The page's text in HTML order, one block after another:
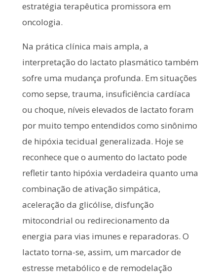
estratégia terapêutica promissora em
oncologia.
Na prática clínica mais ampla, a
interpretação do lactato plasmático também
sofre uma mudança profunda. Em situações
como sepse, trauma, insuficiência cardíaca
ou choque, níveis elevados de lactato foram
por muito tempo entendidos como sinônimo
de hipóxia tecidual generalizada. Hoje se
reconhece que o aumento do lactato pode
refletir tanto hipóxia verdadeira quanto uma
combinação de ativação simpática,
aceleração da glicólise, disfunção
mitocondrial ou redirecionamento da
energia para vias imunes e reparadoras. O
lactato torna-se, assim, um marcador de
estresse metabólico e de remodelação